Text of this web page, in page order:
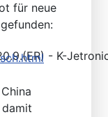
für neue